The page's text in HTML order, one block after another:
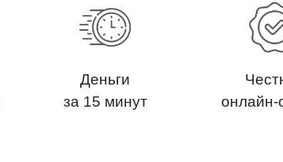
Деньги
за 15 минут
онлайн-